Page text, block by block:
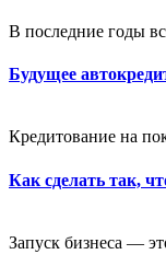
В последние годы
Будущее
Кредитование на
Как сделать так,
Запуск бизнеса —